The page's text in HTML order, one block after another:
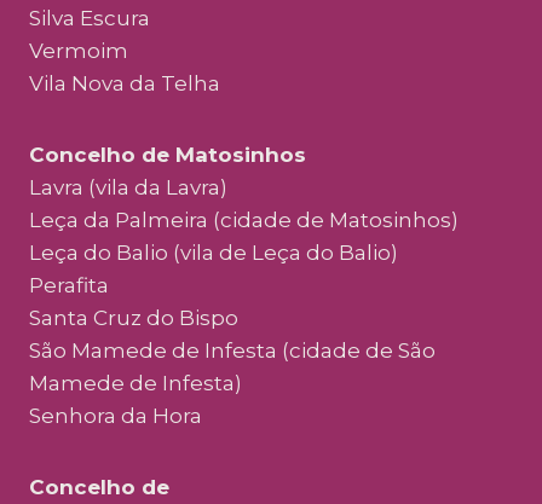
Silva Escura
Vermoim
Vila Nova da Telha
Concelho de Matosinhos
Lavra (vila da Lavra)
Leça da Palmeira (cidade de Matosinhos)
Leça do Balio (vila de Leça do Balio)
Perafita
Santa Cruz do Bispo
São Mamede de Infesta (cidade de São
Mamede de Infesta)
Senhora da Hora
Concelho de